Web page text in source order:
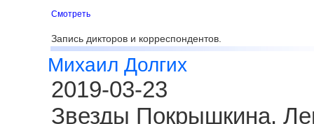
Смотреть
Запись дикторов и корреспондентов.
Михаил Долгих
2019-03-23
Звезды Покрышкина.